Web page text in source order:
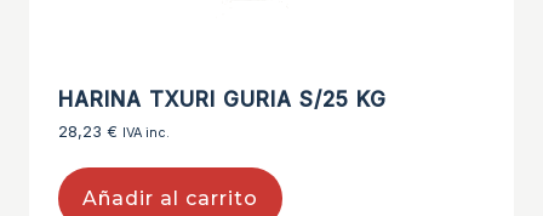
HARINA TXURI GURIA S/25 KG
28,23 € IVA inc.
Añadir al carrito